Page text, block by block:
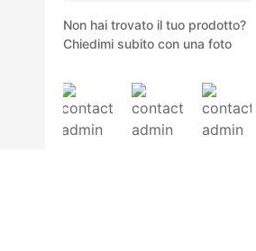
Non hai trovato il tuo prodotto?
Chiedimi subito con una foto